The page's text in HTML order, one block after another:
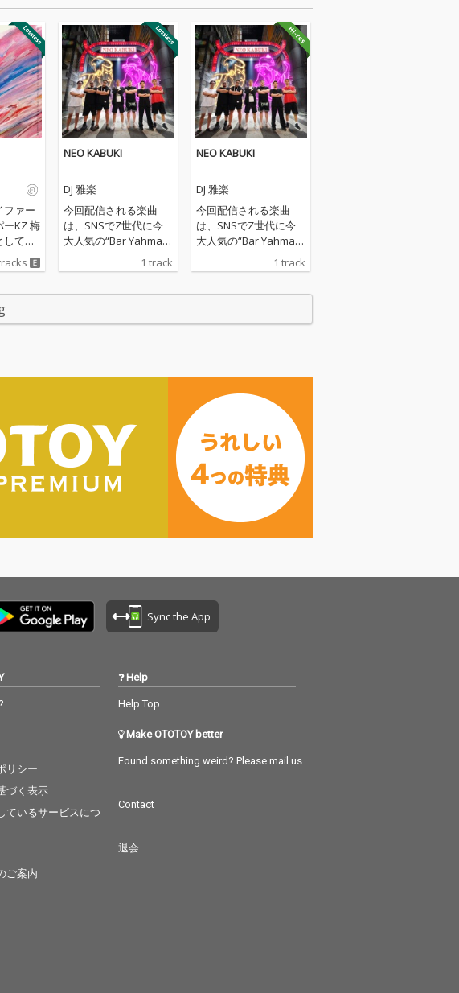
ファー
ーKZ 梅
て出
トテイ
り、 Ti
を記
の方々
を遂げ
の「F1
全曲を
を
NEO KABUKI
DJ 雅楽
今回配信される楽曲
は、SNSでZ世代に今
大人気の“Bar Yahman”
コラボ曲『NEO KABUK
そして “JAPAN Dogs”
生した。 大阪、福岡、
そして東京から生まれ
た、音楽を愛するお祭
り漢たちが共演し、革
命を起こす初のコラボ
いう意味が込められて
（うた）」の別の読み
方「雅楽（ががく）」
れ、日本ならではの楽
曲となっている。 この
楽曲は、初めて聞いた
瞬間から癖になるトラ
ックと、3組のアーテ
ィストが描く未来への
代が交錯している1曲
だ。
1 track
NEO KABUKI
DJ 雅楽
今回配信される楽曲
は、SNSでZ世代に今
大人気の“Bar Yahman”
コラボ曲『NEO KABUK
そして “JAPAN Dogs”
の初コラボを迎え、3
組初のコラボ楽曲が誕
そして東京から生まれ
た、音楽を愛するお祭
り漢たちが共演し、革
命を起こす初のコラボ
楽曲、「NEO KABUK
I」は、各地方から東京
いう意味が込められて
（うた）」の別の読み
方「雅楽（ががく）」
れ、日本ならではの楽
瞬間から癖になるトラ
ックと、3組のアーテ
ィストが描く未来への
1 track
Sync the App
リシー
づく表示
ているサービスにつ
ご案内
Help
Help Top
Make OTOTOY better
Found something weird? Please mail us
Contact
退会